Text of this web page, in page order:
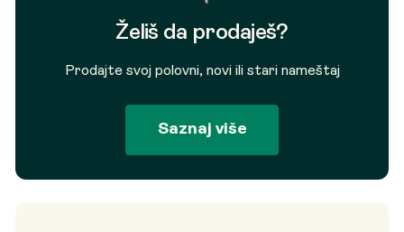
Želiš da prodaješ?
Prodajte svoj polovni, novi ili stari nameštaj
Saznaj više